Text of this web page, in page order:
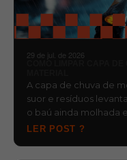
29 de jul. de 2026
A capa de chuva de
suor e resíduos
o baú ainda molhada
LER POST ?